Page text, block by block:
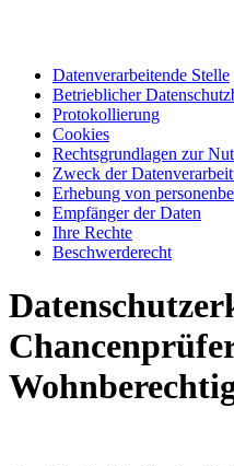
Datenverarbeitende Stelle
Betrieblicher
Protokollierung
Cookies
Rechtsgrundlagen zur
Zweck der
Erhebung von
Empfänger der Daten
Ihre Rechte
Beschwerderecht